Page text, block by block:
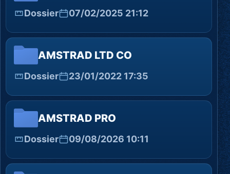
Dossier 07/02/2025 21:12
AMSTRAD LTD CO
Dossier 23/01/2022 17:35
AMSTRAD PRO
Dossier 09/08/2026 10:11